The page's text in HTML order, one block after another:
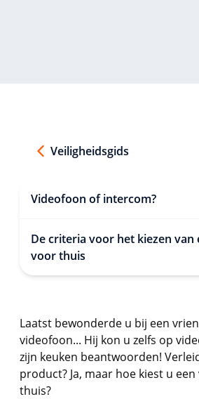
Veiligheidsgids
Videofoon of intercom?
De criteria voor het kiezen van
voor thuis
Laatst bewonderde u bij een
videofoon... Hij kon u zelfs op
zijn keuken beantwoorden!
product? Ja, maar hoe kiest u
thuis?